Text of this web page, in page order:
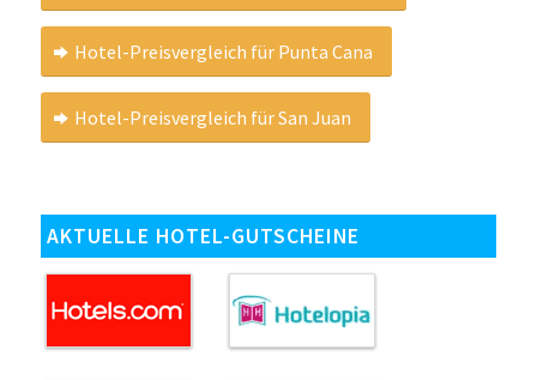
Hotel-Preisvergleich für Punta Cana
Hotel-Preisvergleich für San Juan
AKTUELLE HOTEL-GUTSCHEINE